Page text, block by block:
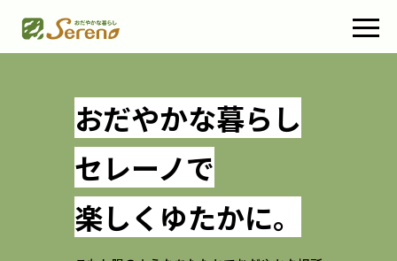
おだやかな暮らし
セレーノで
楽しくゆたかに。